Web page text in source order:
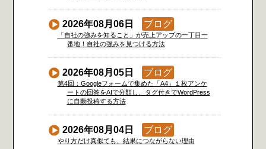
2026年08月06日 ブログ
「自社の強みを知ること」が売上アップの一丁目一
番地！自社の強みを見つける方法
2026年08月05日 ブログ
第4回：Googleフォームで集めた「A4」１枚アンケ
ートの回答をAIで分類し、タグ付きでWordPress
に自動投稿する方法
2026年08月04日 ブログ
やり方だけ真似ても、結果につながらない理由